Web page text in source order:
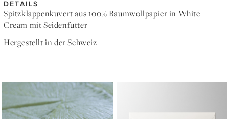
DETAILS
Spitzklappenkuvert aus 100% Baumwollpapier in White
Cream mit Seidenfutter
Hergestellt in der Schweiz